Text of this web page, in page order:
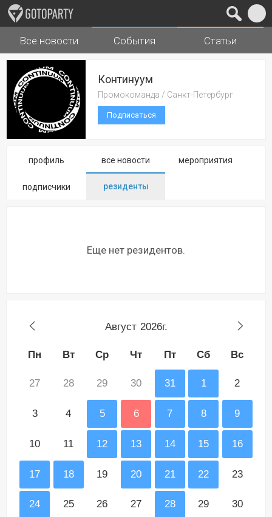
Города Музыка
Все новости События Статьи
Континуум
Промокоманда / Санкт-Петербург
Подписаться
профиль все новости мероприятия
подписчики резиденты
Еще нет резидентов.
Август 2026г.
Пн Вт Ср Чт Пт Сб Вс
27 28 29 30 31 1 2
3 4 5 6 7 8 9
10 11 12 13 14 15 16
17 18 19 20 21 22 23
24 25 26 27 28 29 30